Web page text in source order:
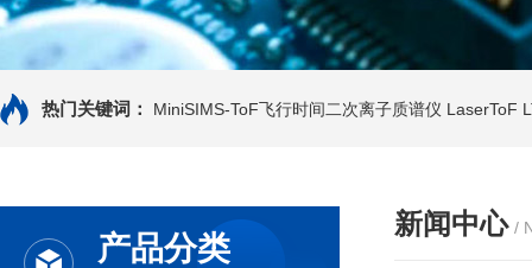
热门关键词： MiniSIMS-ToF飞行时间二次离子质谱仪 LaserToF
产品分类
新闻中心 /